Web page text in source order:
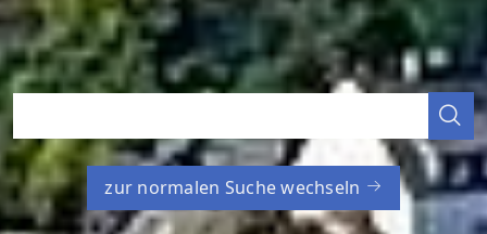
zur normalen Suche wechseln